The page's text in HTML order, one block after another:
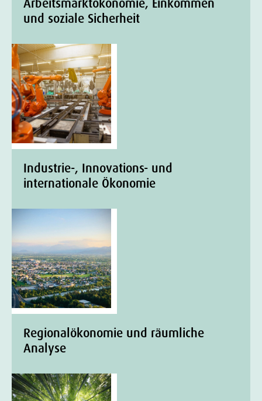
Arbeitsmarktökonomie, Einkommen
und soziale Sicherheit
Industrie-, Innovations- und
internationale Ökonomie
Regionalökonomie und räumliche
Analyse